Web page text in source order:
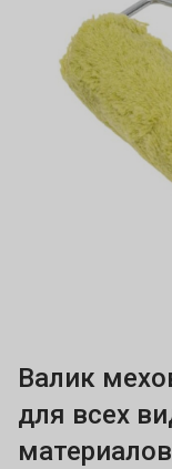
Валик
для всех